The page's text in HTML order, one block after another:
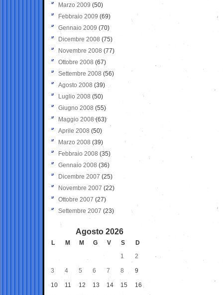
Marzo 2009 (50)
Febbraio 2009 (69)
Gennaio 2009 (70)
Dicembre 2008 (75)
Novembre 2008 (77)
Ottobre 2008 (67)
Settembre 2008 (56)
Agosto 2008 (39)
Luglio 2008 (50)
Giugno 2008 (55)
Maggio 2008(63)
Aprile 2008 (50)
Marzo 2008 (39)
Febbraio 2008 (35)
Gennaio 2008 (36)
Dicembre 2007 (25)
Novembre 2007 (22)
Ottobre 2007 (27)
Settembre 2007 (23)
Agosto 2026
L M M G V S
D
1
2
3 4 5 6 7 8 9
10 11 12 13 14 15 16